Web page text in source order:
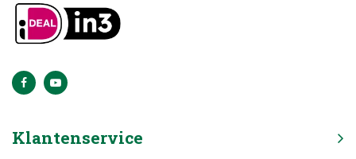
Klantenservice